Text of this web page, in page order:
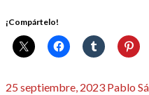
¡Compártelo!
Publicado
25 septiembre, 2023 Pablo